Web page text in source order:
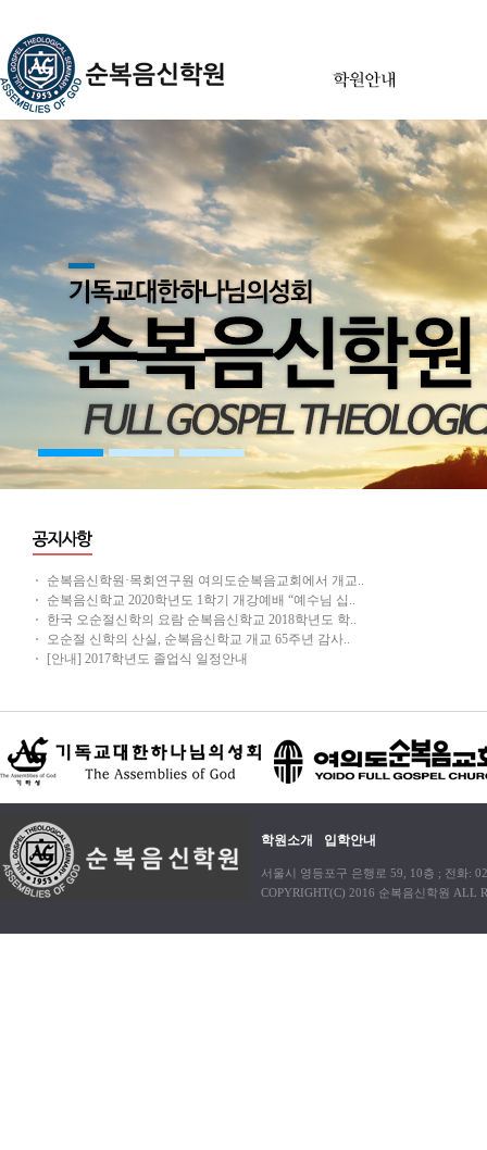
순복음신학원·목회연구원 여의도순복음교회에서 개교..
순복음신학교 2020학년도 1학기 개강예배 “예수님 십..
한국 오순절신학의 요람 순복음신학교 2018학년도 학..
오순절 신학의 산실, 순복음신학교 개교 65주년 감사..
[안내] 2017학년도 졸업식 일정안내
학원소개 입학안내
서울시 영등포구 은행로 59, 10층 ; 전화:
COPYRIGHT(C) 2016 순복음신학원 ALL